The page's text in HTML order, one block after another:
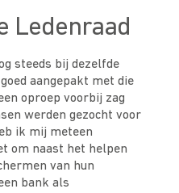
Ledenraad
steeds bij dezelfde
aangepakt met die
oproep voorbij zag
werden gezocht voor
ik mij meteen
om naast het helpen
van hun
bank als